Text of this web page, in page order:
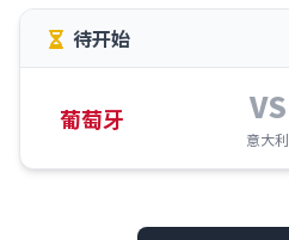
待开始
葡萄牙 VS
意大利